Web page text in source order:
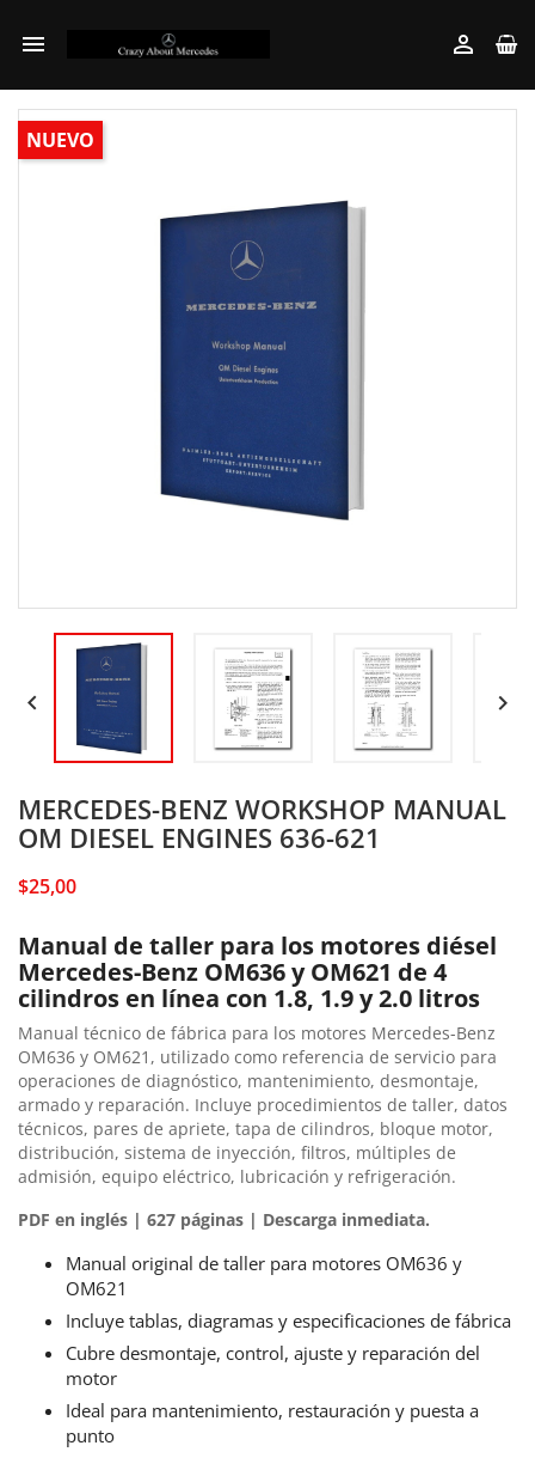
 
NUEVO
 
MERCEDES-BENZ WORKSHOP MANUAL
OM DIESEL ENGINES 636-621
$25,00
Manual de taller para los motores diésel
Mercedes-Benz OM636 y OM621 de 4
cilindros en línea con 1.8, 1.9 y 2.0 litros
Manual técnico de fábrica para los motores Mercedes-Benz
OM636 y OM621, utilizado como referencia de servicio para
operaciones de diagnóstico, mantenimiento, desmontaje,
armado y reparación. Incluye procedimientos de taller, datos
técnicos, pares de apriete, tapa de cilindros, bloque motor,
distribución, sistema de inyección, filtros, múltiples de
admisión, equipo eléctrico, lubricación y refrigeración.
PDF en inglés | 627 páginas | Descarga inmediata.
Manual original de taller para motores OM636 y
OM621
Incluye tablas, diagramas y especificaciones de fábrica
Cubre desmontaje, control, ajuste y reparación del
motor
Ideal para mantenimiento, restauración y puesta a
punto